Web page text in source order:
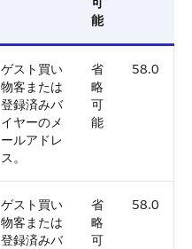
能
ゲスト買い
物客または
登録済みバ
イヤーのメ
ールアドレ
ス。
省
略
可
能
58.0
ゲスト買い
物客または
登録済みバ
省
略
可
58.0